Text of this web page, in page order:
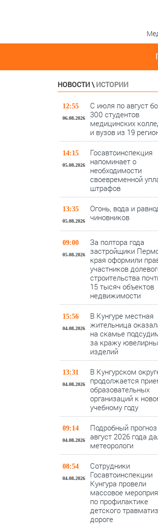
НОВОСТИ\ ИСТОРИИ
12:55
06.08.2026
С июля по август
300 студентов
медицинских
и вузов из 19
14:15
05.08.2026
Госавтоинспекция
напоминает о
необходимости
своевременной
штрафов
13:35
05.08.2026
Огонь, вода и
чиновников
09:00
05.08.2026
За полтора года
застройщики
края оформили
участников
строительства
15 тысяч объектов
недвижимости
15:56
04.08.2026
В Кунгуре местная
жительница
на скамье
за кражу
изделий
13:31
04.08.2026
В Кунгурском
продолжается
образовательных
организаций к
учебному году
09:14
04.08.2026
Подробный
август 2026 года
метеорологи
08:54
04.08.2026
Сотрудники
Госавтоинспекции
Кунгура провели
массовое
по профилактике
детского
дороге